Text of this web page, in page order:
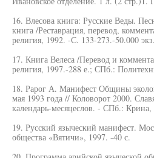
16. Влесова книга: Русские Веды.
книга /Реставрация, перевод,
религия, 1992. -С. 133-273.-50.000 экз.
17. Книга Велеса /Перевод и
религия, 1997.-288 е.; СПб.:
18. Рарог А. Манифест Общины
мая 1993 года // Коловорот 2000.
календарь-месяцеслов. - СПб.:
19. Русский языческий манифест.
общества «Вятичи», 1997. -40 с.